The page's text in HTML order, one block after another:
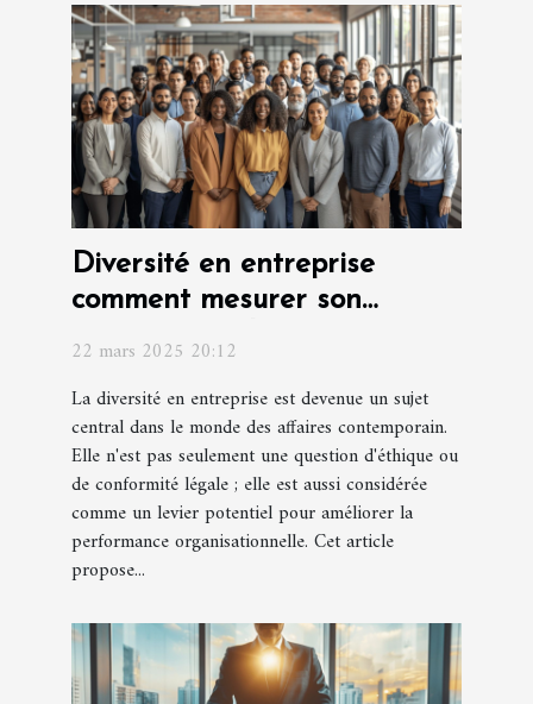
Diversité en entreprise
comment mesurer son
22 mars 2025 20:12
La diversité en entreprise est devenue un sujet
central dans le monde des affaires contemporain.
Elle n'est pas seulement une question d'éthique ou
de conformité légale ; elle est aussi considérée
comme un levier potentiel pour améliorer la
performance organisationnelle. Cet article
propose...